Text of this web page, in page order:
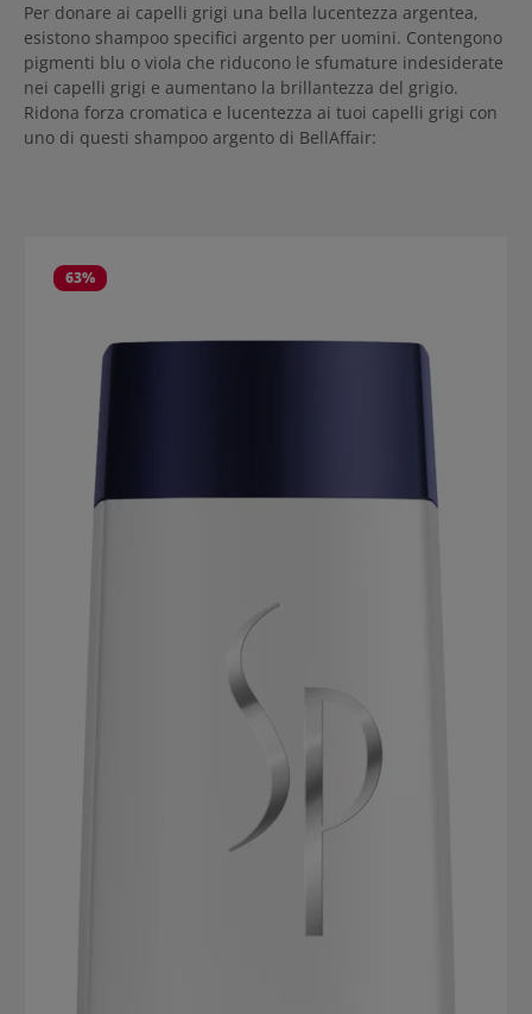
Per donare ai capelli grigi una bella lucentezza argentea,
esistono shampoo specifici argento per uomini. Contengono
pigmenti blu o viola che riducono le sfumature indesiderate
nei capelli grigi e aumentano la brillantezza del grigio.
Ridona forza cromatica e lucentezza ai tuoi capelli grigi con
uno di questi shampoo argento di BellAffair:
63%